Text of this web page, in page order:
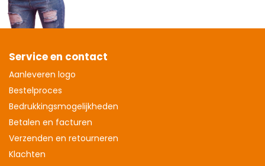
Service en contact
Aanleveren logo
Bestelproces
Bedrukkingsmogelijkheden
Betalen en facturen
Verzenden en retourneren
Klachten